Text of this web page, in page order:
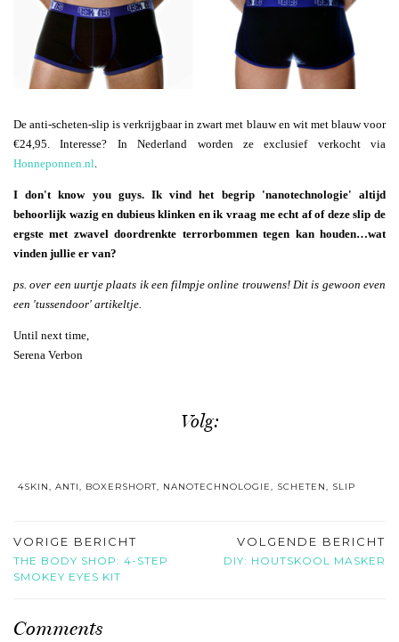
De anti-scheten-slip is verkrijgbaar in zwart met blauw en wit met blauw voor
€24,95. Interesse? In Nederland worden ze exclusief verkocht via
Honneponnen.nl
I don't know you guys. Ik vind het begrip 'nanotechnologie' altijd
behoorlijk wazig en dubieus klinken en ik vraag me echt af of deze slip de
ergste met zwavel doordrenkte terrorbommen tegen kan houden…wat
vinden jullie er van?
ps. over een uurtje plaats ik een filmpje online trouwens! Dit is gewoon even
een 'tussendoor' artikeltje.
Until next time,
Serena Verbon
Volg:
4SKIN, ANTI, BOXERSHORT, NANOTECHNOLOGIE, SCHETEN, SLIP
VORIGE BERICHT
THE BODY SHOP: 4-STEP
SMOKEY EYES KIT
VOLGENDE BERICHT
DIY: HOUTSKOOL MASKER
Comments